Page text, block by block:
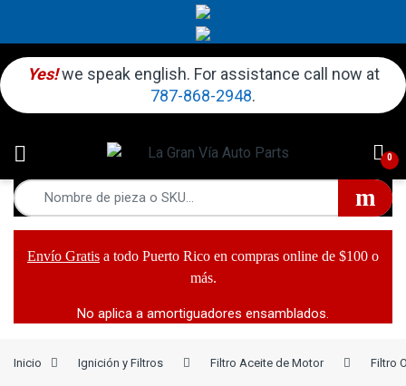
Yes! we speak english. For assistance call now at
787-868-2948.
0
Envío Gratis a todo Puerto Rico en compras online de $100 o
más.
No aplica a amortiguadores ensamblados.
Inicio Ignición y Filtros Filtro Aceite de Motor Filtro